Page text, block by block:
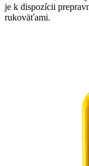
je k dispozícii
rukoväťami.